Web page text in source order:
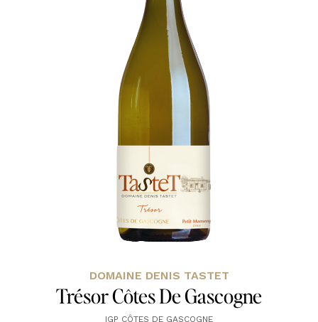
DOMAINE DENIS TASTET
Trésor Côtes De Gascogne
IGP CÔTES DE GASCOGNE